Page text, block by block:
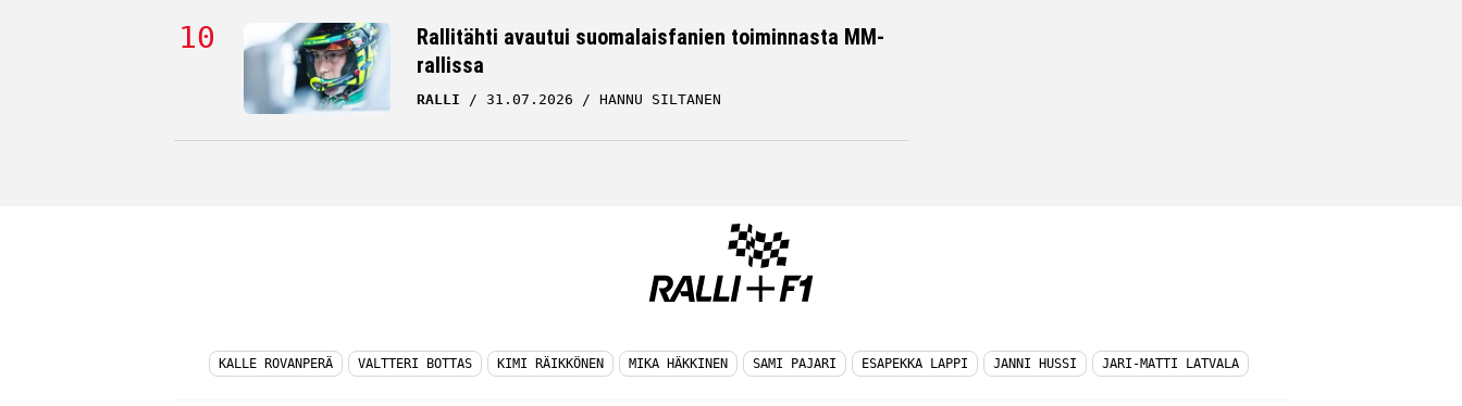
Rallitähti avautui suomalaisfanien toiminnasta MM-
rallissa
RALLI 31.07.2026 HANNU SILTANEN
KALLE ROVANPERÄ VALTTERI BOTTAS KIMI RÄIKKÖNEN MIKA HÄKKINEN SAMI PAJARI ESAPEKKA LAPPI JANNI HUSSI JARI-MATTI LATVALA